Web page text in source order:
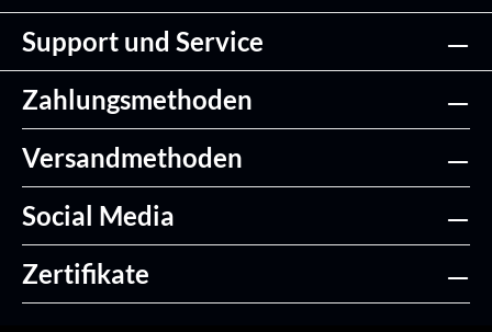
Support und Service
Zahlungsmethoden
Versandmethoden
Social Media
Zertifikate